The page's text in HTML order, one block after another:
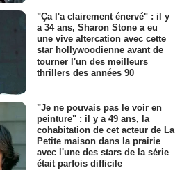
"Ça l'a clairement énervé" : il y
a 34 ans, Sharon Stone a eu
une vive altercation avec cette
star hollywoodienne avant de
tourner l'un des meilleurs
thrillers des années 90
"Je ne pouvais pas le voir en
peinture" : il y a 49 ans, la
cohabitation de cet acteur de La
Petite maison dans la prairie
avec l'une des stars de la série
était parfois difficile